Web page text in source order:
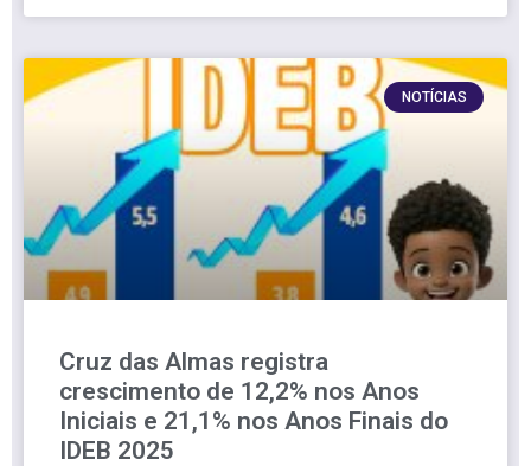
NOTÍCIAS
Cruz das Almas registra
crescimento de 12,2% nos Anos
Iniciais e 21,1% nos Anos Finais do
IDEB 2025